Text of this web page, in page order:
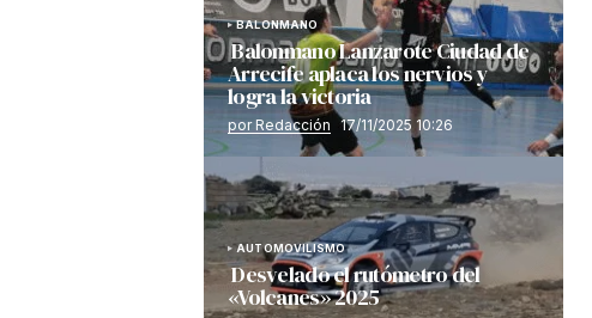
BALONMANO
Balonmano Lanzarote Ciudad de
Arrecife aplaca los nervios y
logra la victoria
por Redacción 17/11/2025 10:26
AUTOMOVILISMO
Desvelado el rutómetro del
«Volcanes» 2025